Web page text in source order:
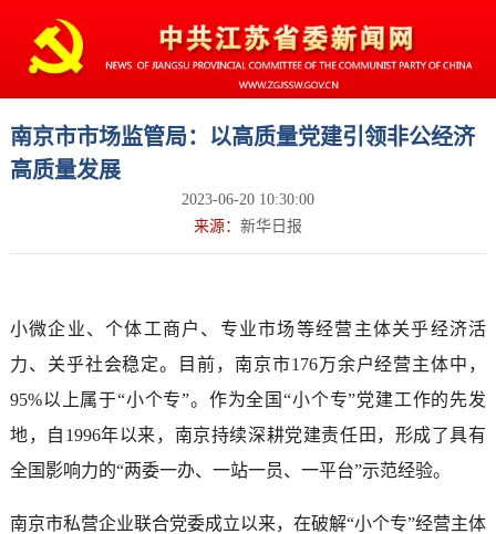
南京市市场监管局：以高质量党建引领非公经济
高质量发展
2023-06-20 10:30:00
来源： 新华日报
小微企业、个体工商户、专业市场等经营主体关乎经济活
力、关乎社会稳定。目前，南京市176万余户经营主体中，
95%以上属于“小个专”。作为全国“小个专”党建工作的先发
地，自1996年以来，南京持续深耕党建责任田，形成了具有
全国影响力的“两委一办、一站一员、一平台”示范经验。
南京市私营企业联合党委成立以来，在破解“小个专”经营主体